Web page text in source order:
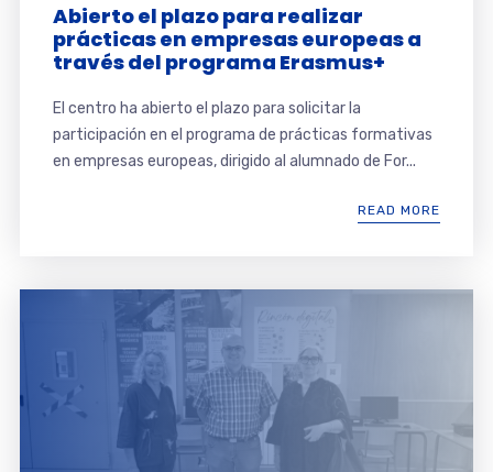
Abierto el plazo para realizar
prácticas en empresas europeas a
través del programa Erasmus+
El centro ha abierto el plazo para solicitar la
participación en el programa de prácticas formativas
en empresas europeas, dirigido al alumnado de For...
READ MORE